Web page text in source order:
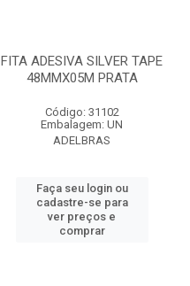
FITA ADESIVA SILVER TAPE
48MMX05M PRATA
Código: 31102
Embalagem: UN
ADELBRAS
Faça seu login ou
cadastre-se para
ver preços e
comprar